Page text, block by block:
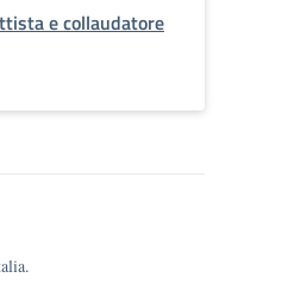
e collaudatore